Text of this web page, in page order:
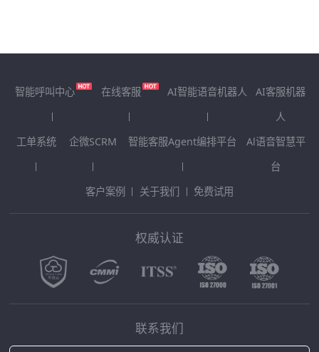
智能呼叫中心 在线客服 AI智能语音机器人
AI客服机器
人
工单系统
企微SCRM 智能客服Agent编排平台
Al语音智慧平
台
客户案例
关于我们 免费试用
权威认证
联系我们